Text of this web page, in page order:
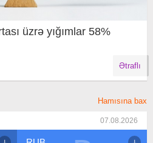
üzrə yığımlar 58%
Ətraflı
Hamısına bax
07.08.2026